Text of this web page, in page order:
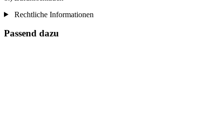
Rechtliche Informationen
Passend dazu